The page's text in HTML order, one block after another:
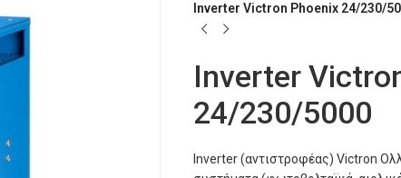
Inverter Victron Phoenix 24/230/
Inverter
24/230/5000
Inverter (αντιστροφέας) Victron